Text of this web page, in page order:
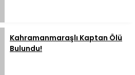
Kahramanmaraşlı Kaptan Ölü
Bulundu!